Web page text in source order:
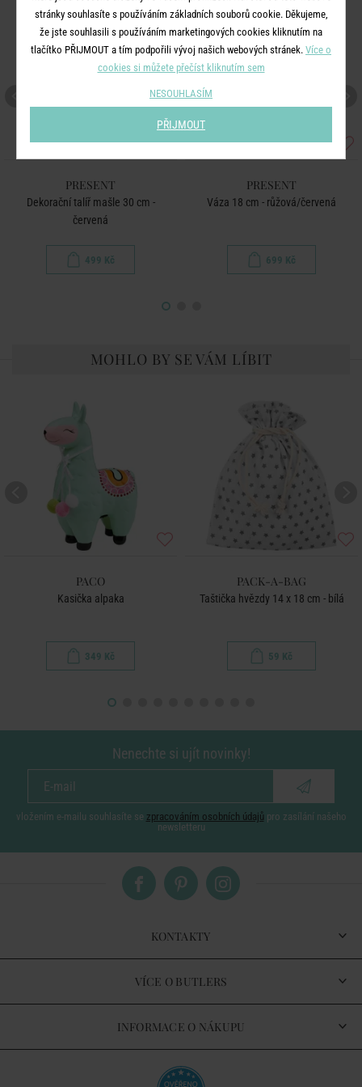
PRESENT
Dekorační talíř mašle 30 cm -
červená
499 Kč
PRESENT
Váza 18 cm - růžová/červená
699 Kč
MOHLO BY SE VÁM LÍBIT
PACO
Kasička alpaka
349 Kč
PACK-A-BAG
Taštička hvězdy 14 x 18 cm - bílá
59 Kč
Nenechte si ujít novinky!
vložením e-mailu souhlasíte se zpracováním osobních údajů pro zasílání našeho
newsletteru
KONTAKTY
VÍCE O BUTLERS
INFORMACE O NÁKUPU
stránky souhlasíte s používáním základních souborů cookie. Děkujeme,
že jste souhlasili s používáním marketingových cookies kliknutím na
tlačítko PŘIJMOUT a tím podpořili vývoj našich webových stránek. Více o
cookies si můžete přečíst kliknutím sem
NESOUHLASÍM
PŘIJMOUT